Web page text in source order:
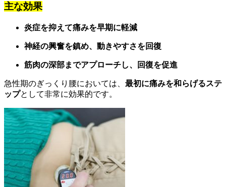
主な効果
炎症を抑えて痛みを早期に軽減
神経の興奮を鎮め、動きやすさを回復
筋肉の深部までアプローチし、回復を促進
急性期のぎっくり腰においては、 最初に痛みを和らげるステ
ップとして非常に効果的です。